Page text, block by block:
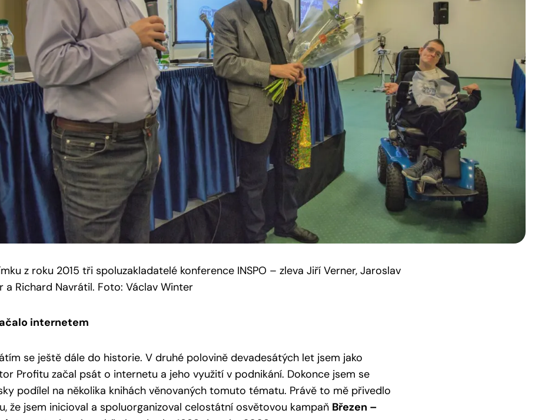
z roku 2015 tři spoluzakladatelé konference INSPO – zleva Jiří Verner, Jaroslav
a Richard Navrátil. Foto: Václav Winter
internetem
se ještě dále do historie. V druhé polovině devadesátých let jsem jako
Profitu začal psát o internetu a jeho využití v podnikání. Dokonce jsem se
podílel na několika knihách věnovaných tomuto tématu. Právě to mě přivedlo
že jsem inicioval a spoluorganizoval celostátní osvětovou kampaň Březen –